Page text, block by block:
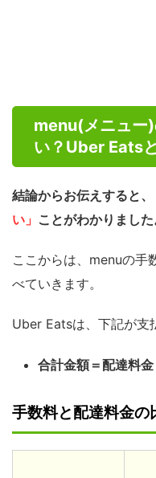
menu(メニュー
い？Uber Eats
結論からお伝えすると、
い」 ことがわかりました
ここからは、menuの手
べていきます。
Uber Eatsは、下記が支
合計金額＝配達料
手数料と配達料金の